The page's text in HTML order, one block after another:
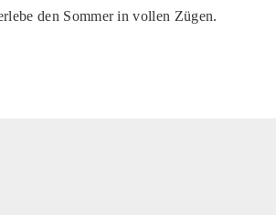
den Sommer in vollen Zügen.